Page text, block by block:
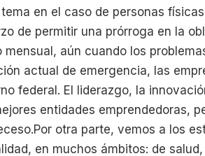
en el caso de personas
de permitir una prórroga en la
mensual, aún cuando los
actual de emergencia, las
federal. El liderazgo, la
entidades emprendedoras,
otra parte, vemos a los
en muchos ámbitos: de